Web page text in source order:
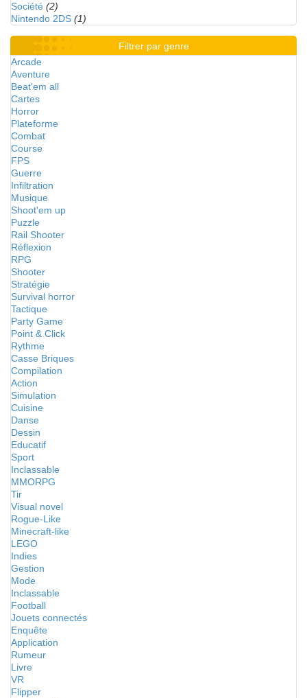
Société (2)
Nintendo 2DS (1)
Filtrer par genre
Arcade
Aventure
Beat'em all
Cartes
Horror
Plateforme
Combat
Course
FPS
Guerre
Infiltration
Musique
Shoot'em up
Puzzle
Rail Shooter
Réflexion
RPG
Shooter
Stratégie
Survival horror
Tactique
Party Game
Point & Click
Rythme
Casse Briques
Compilation
Action
Simulation
Cuisine
Danse
Dessin
Educatif
Sport
Inclassable
MMORPG
Tir
Visual novel
Rogue-Like
Minecraft-like
LEGO
Indies
Gestion
Mode
Inclassable
Football
Jouets connectés
Enquête
Application
Rumeur
Livre
VR
Flipper